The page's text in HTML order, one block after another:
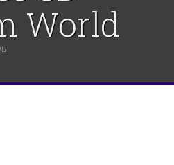
World